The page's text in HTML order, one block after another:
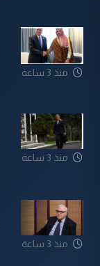
منذ 3 ساعة
منذ 3 ساعة
منذ 3 ساعة